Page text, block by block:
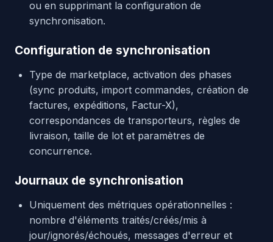
ou en supprimant la configuration de
synchronisation.
Configuration de synchronisation
Type de marketplace, activation des phases
(sync produits, import commandes, création de
factures, expéditions, Factur-X),
correspondances de transporteurs, règles de
livraison, taille de lot et paramètres de
concurrence.
Journaux de synchronisation
Uniquement des métriques opérationnelles :
nombre d'éléments traités/créés/mis à
jour/ignorés/échoués, messages d'erreur et